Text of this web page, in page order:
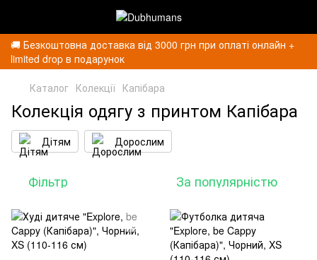
🚚 Безкоштовна доставка від 3000 грн при оплаті онлайн +
limited drop в подарунок
Каталог Колекції Капібара
Колекція одягу з принтом Капібара
Дітям Дорослим
Фільтр За популярністю